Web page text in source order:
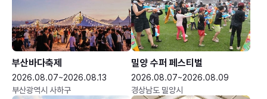
부산바다축제
2026.08.07~2026.08.13
부산광역시 사하구
밀양 수퍼 페스티벌
2026.08.07~2026.08.09
경상남도 밀양시